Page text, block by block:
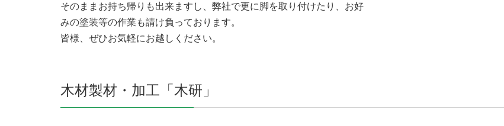
そのままお持ち帰りも出来ますし、弊社で更に脚を取り付けたり、お好
みの塗装等の作業も請け負っております。
皆様、ぜひお気軽にお越しください。
木材製材・加工「木研」